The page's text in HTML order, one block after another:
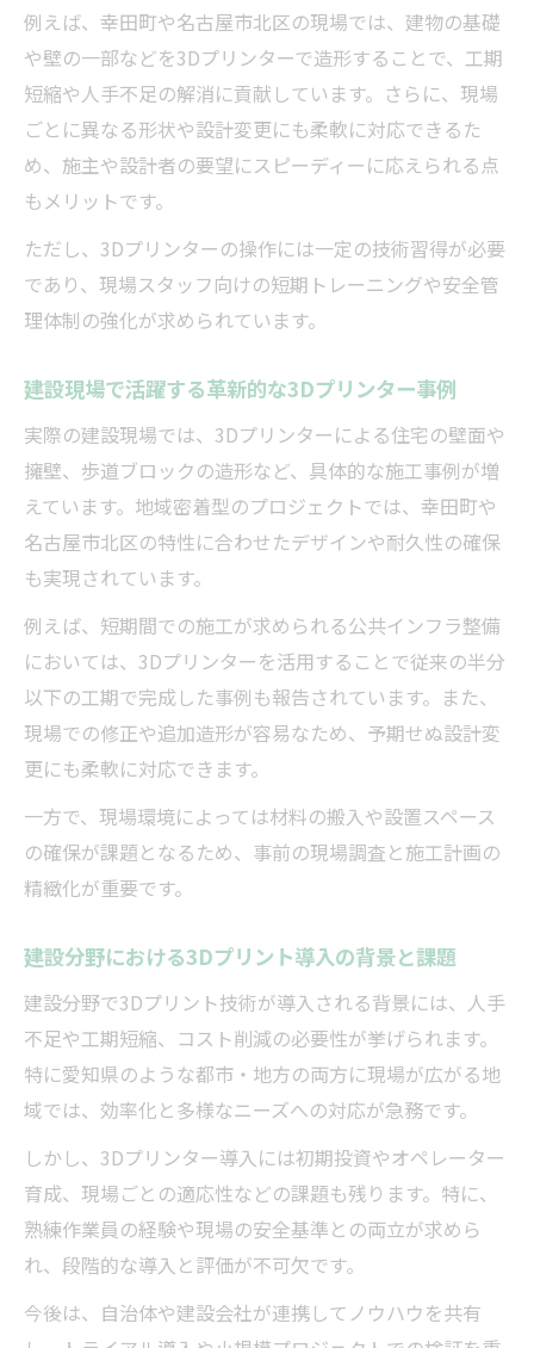
建設現場で直面するデジタル化の課題と対
応
建設分野に浸透するICTと3Dプリントの連
携
建設現場の変革を加速するデジタル技術戦
略
建設業界が挑むデジタル変革の壁を乗り越
える
建設現場で注目されるデジタル導入事例
建設現場で実感した3Dプリント導入の成果
建設工程の効率化に寄与する新技術実証事
例
建設業界で認められる3D活用の効果検証
建設現場で役立つ新技術の検証ポイント
施工現場で活躍する3Dプリント技術の真価
建設現場で評価される3Dプリント技術の強
建設実務に生かせる3Dプリンティングの具
建設技術者が語る3Dプリントの実践効果
建設施工を支える3D技術の現場活用ポイン
建設現場で求められる3D技術の実用性とは
例えば、幸田町や名古屋市北区の現場では、建物の基礎
や壁の一部などを3Dプリンターで造形することで、工期
短縮や人手不足の解消に貢献しています。さらに、現場
ごとに異なる形状や設計変更にも柔軟に対応できるた
め、施主や設計者の要望にスピーディーに応えられる点
もメリットです。
ただし、3Dプリンターの操作には一定の技術習得が必要
であり、現場スタッフ向けの短期トレーニングや安全管
理体制の強化が求められています。
建設現場で活躍する革新的な3Dプリンター事例
実際の建設現場では、3Dプリンターによる住宅の壁面や
擁壁、歩道ブロックの造形など、具体的な施工事例が増
えています。地域密着型のプロジェクトでは、幸田町や
名古屋市北区の特性に合わせたデザインや耐久性の確保
も実現されています。
例えば、短期間での施工が求められる公共インフラ整備
においては、3Dプリンターを活用することで従来の半分
以下の工期で完成した事例も報告されています。また、
現場での修正や追加造形が容易なため、予期せぬ設計変
更にも柔軟に対応できます。
一方で、現場環境によっては材料の搬入や設置スペース
の確保が課題となるため、事前の現場調査と施工計画の
精緻化が重要です。
建設分野における3Dプリント導入の背景と課題
建設分野で3Dプリント技術が導入される背景には、人手
不足や工期短縮、コスト削減の必要性が挙げられます。
特に愛知県のような都市・地方の両方に現場が広がる地
域では、効率化と多様なニーズへの対応が急務です。
しかし、3Dプリンター導入には初期投資やオペレーター
育成、現場ごとの適応性などの課題も残ります。特に、
熟練作業員の経験や現場の安全基準との両立が求めら
れ、段階的な導入と評価が不可欠です。
今後は、自治体や建設会社が連携してノウハウを共有